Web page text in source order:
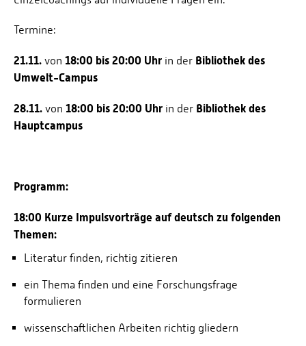
Termine:
21.11. von 18:00 bis 20:00 Uhr in der Bibliothek des
Umwelt-Campus
28.11. von 18:00 bis 20:00 Uhr in der Bibliothek des
Hauptcampus
Programm:
18:00 Kurze Impulsvorträge auf deutsch zu folgenden
Themen:
Literatur finden, richtig zitieren
ein Thema finden und eine Forschungsfrage
formulieren
wissenschaftlichen Arbeiten richtig gliedern